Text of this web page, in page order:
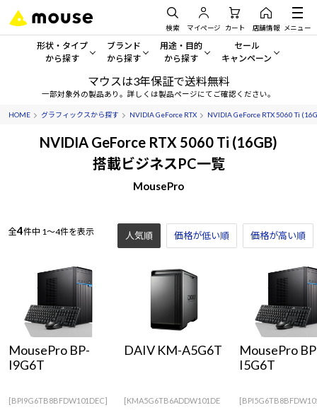
検索 マイページ カート 店舗情報 メニュー
形状・タイプ
から探す
形状・タイプから探す をすべてみる
デスクトップPC
ディスプレイ
Windows 11|
ブランド
から探す
mouse
G TUNE
MousePro
Windows 11|Copilot+ PC
用途・目的
から探す
一般向けパソコン
ゲーミングPC・ゲーム向けパソコン
クリエイティブ向け
ビジネス向けパソコン
学習向けパソコン
AIおすすめパソコン
Windows 11 Copilot+ PC
セール
キャンペーン
セール・キャンペー
期間限定セール
アウトレットパソコン
マウスは3年保証で送料無料
一部対象外の製品あり。詳しくは製品ページにてご確認ください。
HOME グラフィックスから探す NVIDIA GeForce RTX NVIDIA GeForce RTX 5060 Ti
NVIDIA GeForce RTX 5060 Ti (16GB)
搭載ビジネスPC一覧
MousePro
全4件中 1～4件を表示 人気順 価格が低い順 価格が高い順
MousePro BP-
I9G6T
[BPI9G6TB8BFDW101DEC]
DAIV KM-A5G6T
[KMA5G6TB6ADDW101DE
MousePro
I5G6T